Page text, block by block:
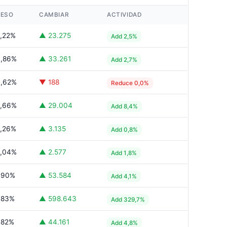
CAMBIAR ACTIVIDAD
▲ 23.275 Add 2,5%
▲ 33.261 Add 2,7%
▼ 188 Reduce 0,0%
▲ 29.004 Add 8,4%
▲ 3.135 Add 0,8%
▲ 2.577 Add 1,8%
▲ 53.584 Add 4,1%
▲ 598.643 Add 329,7%
▲ 44.161 Add 4,8%